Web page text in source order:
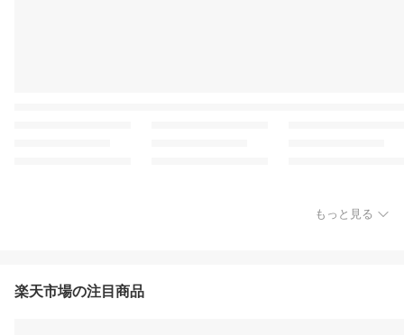
もっと見る
楽天市場の注目商品